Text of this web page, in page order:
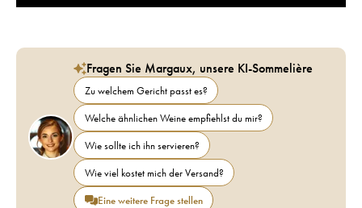
Fragen Sie Margaux, unsere KI-Sommelière
Zu welchem Gericht passt es?
Welche ähnlichen Weine empfiehlst du mir?
Wie sollte ich ihn servieren?
Wie viel kostet mich der Versand?
Eine weitere Frage stellen